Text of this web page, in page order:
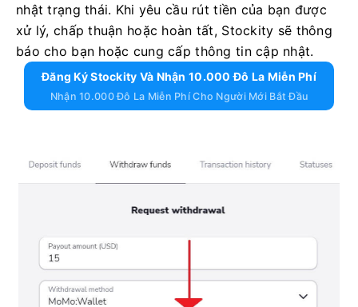
nhật trạng thái. Khi yêu cầu rút tiền của bạn được
xử lý, chấp thuận hoặc hoàn tất, Stockity sẽ thông
báo cho bạn hoặc cung cấp thông tin cập nhật.
Đăng Ký Stockity Và Nhận 10.000 Đô La Miễn Phí
Nhận 10.000 Đô La Miễn Phí Cho Người Mới Bắt Đầu